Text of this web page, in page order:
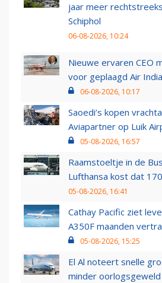
jaar meer
Schiphol
06-08-2026, 10:24
Nieuwe ervaren CEO
voor geplaagd Air India
06-08-2026, 10:17
Saoedi’s kopen
Aviapartner op Luik
05-08-2026, 16:57
Raamstoeltje in de
Lufthansa kost dat
05-08-2026, 16:41
Cathay Pacific ziet
A350F maanden
05-08-2026, 15:25
El Al noteert snelle
minder oorlogsgeweld